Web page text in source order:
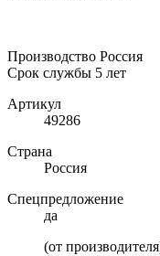
Производство Россия
Срок службы 5 лет
Артикул
49286
Страна
Россия
Спецпредложение
да
(от